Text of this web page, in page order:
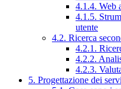
4.1.4. Web
4.1.5.
utente
4.2. Ricerca
4.2.1.
4.2.2.
4.2.3.
5. Progettazione dei